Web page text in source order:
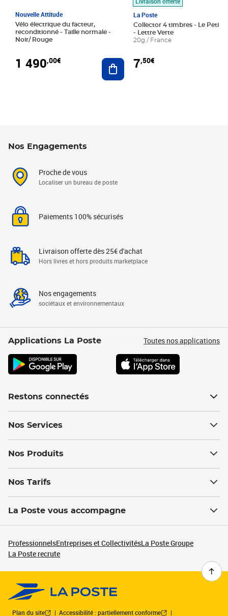
Nouvelle Attitude
Vélo électrique du facteur,
reconditionné - Taille normale -
Noir/ Rouge
1 490,00€ Ajouter au panier
La Poste
Collector 4 timbres - Le Petit
- Lettre Verte
20g / France
7,50€
Nos Engagements
Proche de vous
Localiser un bureau de poste
Paiements 100% sécurisés
Livraison offerte dès 25€ d'achat
Hors livres et hors produits marketplace
Nos engagements
sociétaux et environnementaux
Applications La Poste Toutes nos applications
Restons connectés
Nos Services
Nos Produits
Nos Tarifs
La Poste vous accompagne
ProfessionnelsEntreprises et CollectivitésLa Poste Groupe
La Poste recrute
Plan du site Accessibilité : partiellement conforme